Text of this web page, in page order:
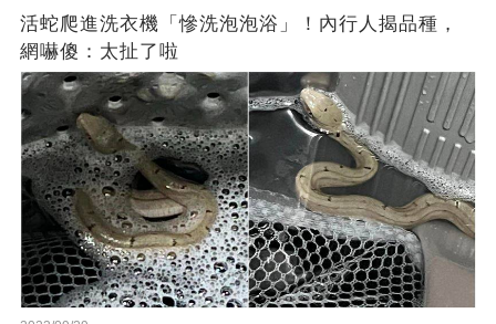
活蛇爬進洗衣機「慘洗泡泡浴」！內行人揭品種，
網嚇傻：太扯了啦